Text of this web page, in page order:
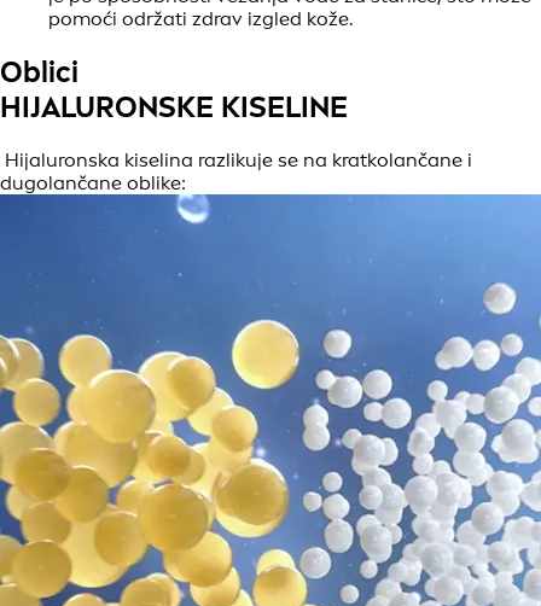
pomoći održati zdrav izgled kože.
Oblici
HIJALURONSKE KISELINE
Hijaluronska kiselina razlikuje se na kratkolančane i
dugolančane oblike: